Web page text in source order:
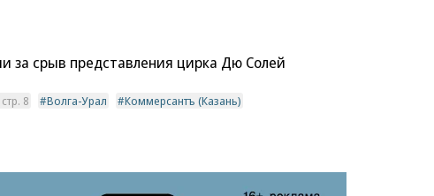
за срыв представления цирка Дю Солей
8 Волга-Урал Коммерсантъ (Казань)